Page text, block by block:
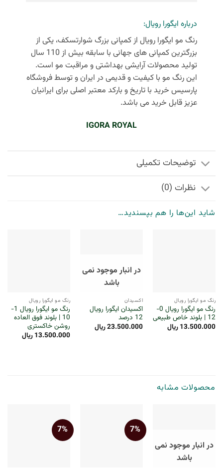
درباره ایگورا رویال:
رنگ مو ایگورا رویال از کمپانی بزرگ شوارتسکف، یکی از
بزرگترین کمپانی های جهانی با سابقه بیش از 110 سال
تولید محصولات آرایشی بهداشتی و مراقبت مو است.
این رنگ مو با کیفیت و قدیمی در ایران و توسط فروشگاه
پارسیس خرید با تاریخ و بارکد معتبر اصلی برای ایرانیان
عزیز قابل خرید می باشد.
IGORA ROYAL
توضیحات تکمیلی
نظرات (0)
شاید این‌ها را هم بپسندید…
رنگ مو ایگورا رویال
رنگ مو ایگورا رویال 0-
12 | بلوند خاص طبیعی
13.500.000ریال
در انبار موجود نمی
باشد
اکسیدان
اکسیدان ایگورا رویال
12 درصد
23.500.000ریال
رنگ مو ایگورا رویال
رنگ مو ایگورا رویال 1-
10 | بلوند فوق العاده
روشن خاکستری
13.500.000ریال
محصولات مشابه
در انبار موجود نمی
باشد
7%
7%